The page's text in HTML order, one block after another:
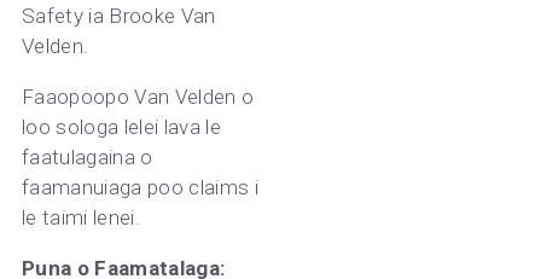
Safety ia Brooke Van
Velden.
Faaopoopo Van Velden o
loo sologa lelei lava le
faatulagaina o
faamanuiaga poo claims i
le taimi lenei.
Puna o Faamatalaga: